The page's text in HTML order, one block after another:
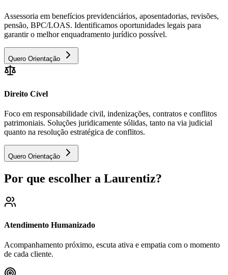
Assessoria em benefícios previdenciários, aposentadorias, revisões,
pensão, BPC/LOAS. Identificamos oportunidades legais para
garantir o melhor enquadramento jurídico possível.
Quero Orientação
Direito Cível
Foco em responsabilidade civil, indenizações, contratos e conflitos
patrimoniais. Soluções juridicamente sólidas, tanto na via judicial
quanto na resolução estratégica de conflitos.
Quero Orientação
Por que escolher a Laurentiz?
Atendimento Humanizado
Acompanhamento próximo, escuta ativa e empatia com o momento
de cada cliente.